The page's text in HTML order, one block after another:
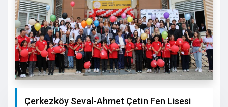
Çerkezköy Seval-Ahmet Çetin Fen Lisesi